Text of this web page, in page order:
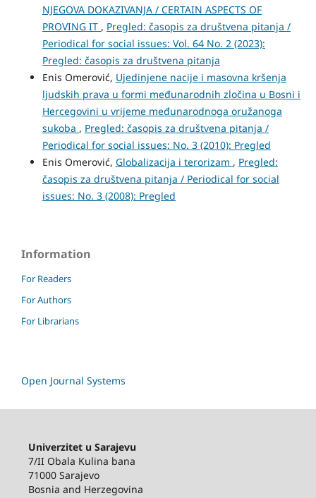
NJEGOVA DOKAZIVANJA / CERTAIN ASPECTS OF
PROVING IT , Pregled: časopis za društvena pitanja /
Periodical for social issues: Vol. 64 No. 2 (2023):
Pregled: časopis za društvena pitanja
Enis Omerović, Ujedinjene nacije i masovna kršenja
ljudskih prava u formi međunarodnih zločina u Bosni i
Hercegovini u vrijeme međunarodnoga oružanoga
sukoba , Pregled: časopis za društvena pitanja /
Periodical for social issues: No. 3 (2010): Pregled
Enis Omerović, Globalizacija i terorizam , Pregled:
časopis za društvena pitanja / Periodical for social
issues: No. 3 (2008): Pregled
Information
For Readers
For Authors
For Librarians
Open Journal Systems
Univerzitet u Sarajevu
7/II Obala Kulina bana
71000 Sarajevo
Bosnia and Herzegovina